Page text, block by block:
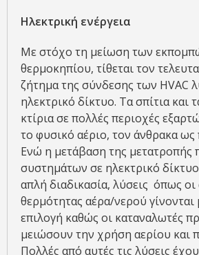
Ηλεκτρική ενέργεια
Με στόχο τη μείωση των
θερμοκηπίου, τίθεται τον
ζήτημα της σύνδεσης των HVAC
ηλεκτρικό δίκτυο. Τα σπίτια και
κτίρια σε πολλές περιοχές
το φυσικό αέριο, τον άνθρακα ως
Ενώ η μετάβαση της μετατροπής
συστημάτων σε ηλεκτρικό δίκτυο
απλή διαδικασία, λύσεις όπως οι
θερμότητας αέρα/νερού
επιλογή καθώς οι καταναλωτές
μειώσουν την χρήση αερίου και
Πολλές από αυτές τις λύσεις